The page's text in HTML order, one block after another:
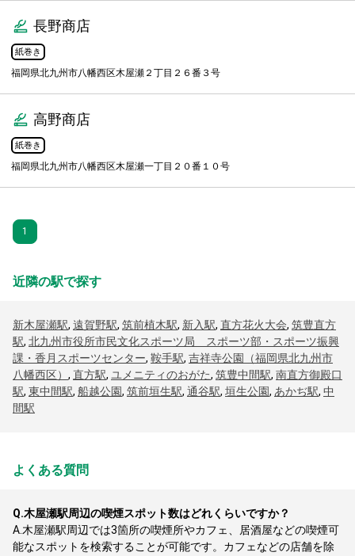
長野商店
紙巻き
福岡県北九州市八幡西区木屋瀬２丁目２６番３号
高野商店
紙巻き
福岡県北九州市八幡西区木屋瀬一丁目２０番１０号
1
近隣の駅で探す
新木屋瀬駅, 遠賀野駅, 筑前植木駅, 新入駅, 直方花火大会, 筑豊直方
駅, 北九州市役所市民文化スポーツ局 スポーツ部・スポーツ振興
課・香月スポーツセンター, 鞍手駅, 吉祥寺公園（福岡県北九州市
八幡西区） , 直方駅, ユメニティのおがた, 筑豊中間駅, 南直方御殿口
駅, 東中間駅, 船越公園, 筑前垣生駅, 通谷駅, 垣生公園, あかぢ駅, 中
間駅
よくある質問
Q.木屋瀬駅周辺の喫煙スポット数はどれくらいですか？
A. 木屋瀬駅周辺では3箇所の喫煙所やカフェ、居酒屋などの喫煙可
能なスポットを検索することが可能です。カフェなどの店舗を除